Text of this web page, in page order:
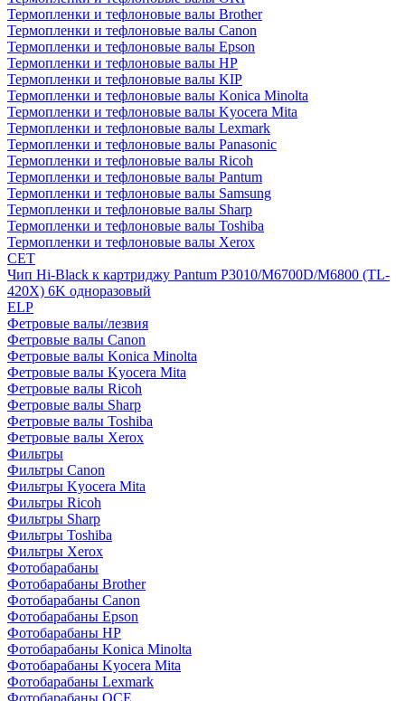
Термопленки и тефлоновые валы Brother
Термопленки и тефлоновые валы Canon
Термопленки и тефлоновые валы Epson
Термопленки и тефлоновые валы HP
Термопленки и тефлоновые валы KIP
Термопленки и тефлоновые валы Konica Minolta
Термопленки и тефлоновые валы Kyocera Mita
Термопленки и тефлоновые валы Lexmark
Термопленки и тефлоновые валы Panasonic
Термопленки и тефлоновые валы Ricoh
Термопленки и тефлоновые валы Pantum
Термопленки и тефлоновые валы Samsung
Термопленки и тефлоновые валы Sharp
Термопленки и тефлоновые валы Toshiba
Термопленки и тефлоновые валы Xerox
CET
Чип Hi-Black к картриджу Pantum P3010/M6700D/M6800 (TL-
420X) 6K одноразовый
ELP
Фетровые валы/лезвия
Фетровые валы Canon
Фетровые валы Konica Minolta
Фетровые валы Kyocera Mita
Фетровые валы Ricoh
Фетровые валы Sharp
Фетровые валы Toshiba
Фетровые валы Xerox
Фильтры
Фильтры Canon
Фильтры Kyocera Mita
Фильтры Ricoh
Фильтры Sharp
Фильтры Toshiba
Фильтры Xerox
Фотобарабаны
Фотобарабаны Brother
Фотобарабаны Canon
Фотобарабаны Epson
Фотобарабаны HP
Фотобарабаны Konica Minolta
Фотобарабаны Kyocera Mita
Фотобарабаны Lexmark
Фотобарабаны OCE